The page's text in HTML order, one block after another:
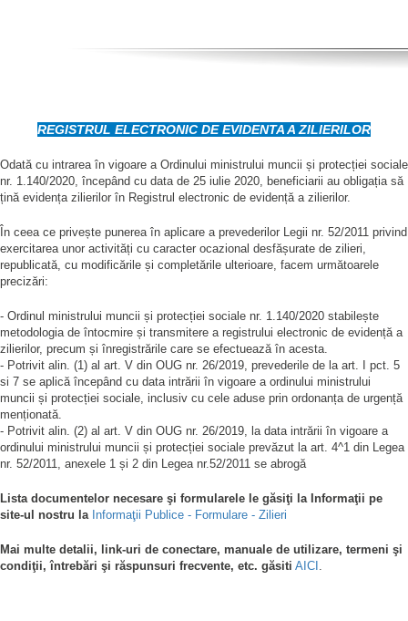
REGISTRUL ELECTRONIC DE EVIDENTA A ZILIERILOR
Odată cu intrarea în vigoare a Ordinului ministrului muncii și protecției sociale
nr. 1.140/2020, începând cu data de 25 iulie 2020, beneficiarii au obligația să
țină evidența zilierilor în Registrul electronic de evidență a zilierilor.
În ceea ce privește punerea în aplicare a prevederilor Legii nr. 52/2011 privind
exercitarea unor activități cu caracter ocazional desfășurate de zilieri,
republicată, cu modificările și completările ulterioare, facem următoarele
precizări:
- Ordinul ministrului muncii și protecției sociale nr. 1.140/2020 stabilește
metodologia de întocmire și transmitere a registrului electronic de evidență a
zilierilor, precum și înregistrările care se efectuează în acesta.
- Potrivit alin. (1) al art. V din OUG nr. 26/2019, prevederile de la art. I pct. 5
si 7 se aplică începând cu data intrării în vigoare a ordinului ministrului
muncii și protecției sociale, inclusiv cu cele aduse prin ordonanța de urgență
menționată.
- Potrivit alin. (2) al art. V din OUG nr. 26/2019, la data intrării în vigoare a
ordinului ministrului muncii și protecției sociale prevăzut la art. 4^1 din Legea
nr. 52/2011, anexele 1 și 2 din Legea nr.52/2011 se abrogă
Lista documentelor necesare şi formularele le găsiţi la Informaţii pe
site-ul nostru la Informaţii Publice - Formulare - Zilieri
Mai multe detalii, link-uri de conectare, manuale de utilizare, termeni şi
condiţii, întrebări şi răspunsuri frecvente, etc. găsiti AICI .